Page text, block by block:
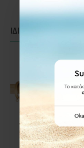
ΙΔΙΑΣ ΚΑΤΗΓΟΡΙΑΣ